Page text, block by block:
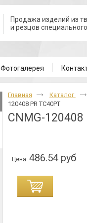
Продажа изделий из
и резцов
Фотогалерея
Главная
Каталог
120408 PR TC40PT
CNMG-120408
Цена:486.54 руб